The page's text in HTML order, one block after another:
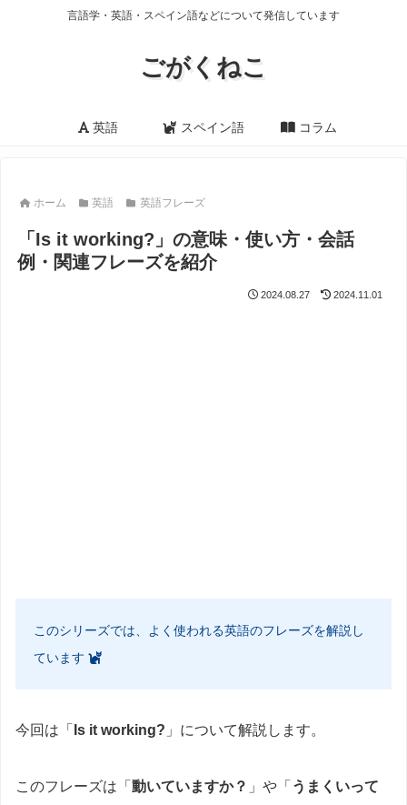
言語学・英語・スペイン語などについて発信しています
ごがくねこ
英語 スペイン語 コラム
ホーム 英語 英語フレーズ
「Is it working?」の意味・使い方・会話
例・関連フレーズを紹介
2024.08.27 2024.11.01
このシリーズでは、よく使われる英語のフレーズを解説し
ています
今回は「 Is it working? 」について解説します。
このフレーズは「 動いていますか？ 」や「 うまくいって